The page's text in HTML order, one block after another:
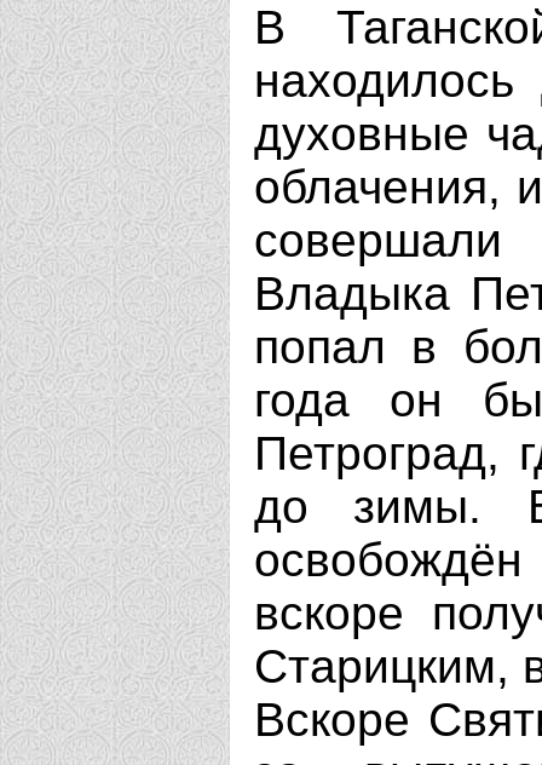
В
духовные
облачения,
Владыка
попал в
года он
Петроград,
до зимы.
вскоре
Старицким,
Вскоре